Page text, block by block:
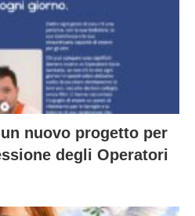
nuovo progetto per
degli Operatori